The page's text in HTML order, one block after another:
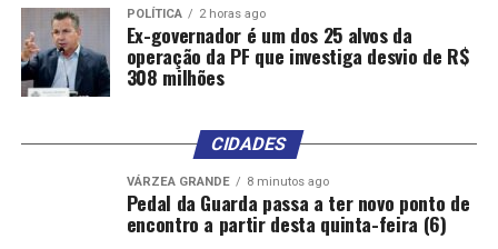
DON'T MISS
Mutirões de saúde ocular vão atender pessoas em
situação de rua
POLÍTICA 2 horas ago
Ex-governador é um dos 25 alvos da
operação da PF que investiga desvio de R$
308 milhões
CIDADES
VÁRZEA GRANDE 8 minutos ago
Pedal da Guarda passa a ter novo ponto de
encontro a partir desta quinta-feira (6)